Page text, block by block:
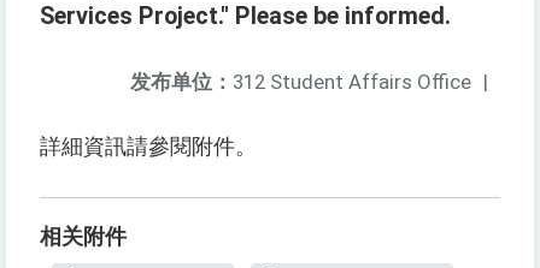
Services Project." Please be informed.
发布单位： 312 Student Affairs Office |
詳細資訊請參閱附件。
相关附件